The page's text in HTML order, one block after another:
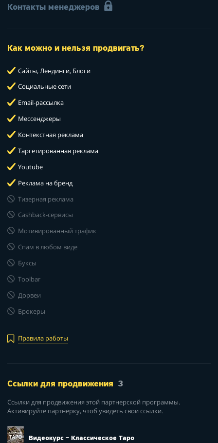
Контакты менеджеров
Как можно и нельзя продвигать?
Сайты, Лендинги, Блоги
Социальные сети
Email-рассылка
Мессенджеры
Контекстная реклама
Таргетированная реклама
Youtube
Реклама на бренд
Тизерная реклама
Cashback-сервисы
Мотивированный трафик
Спам в любом виде
Буксы
Toolbar
Дорвеи
Брокеры
Правила работы
Ссылки для продвижения 3
Ссылки для продвижения этой партнерской программы.
Активируйте партнерку, чтоб увидеть свои ссылки.
Видеокурс – Классическое Таро